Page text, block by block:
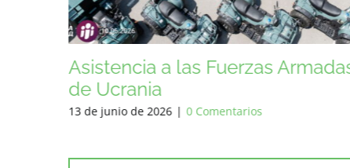
Ayuda a las Fuerzas Armadas de
Ucrania… y helado :)
6 de junio de 2026 | 0 Comentarios